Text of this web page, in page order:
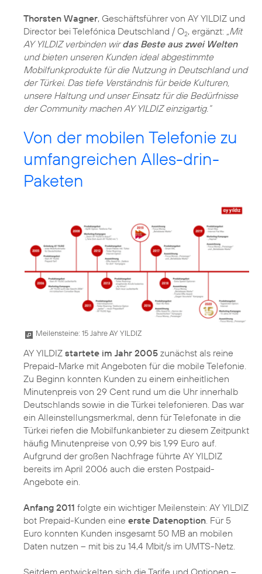
Thorsten Wagner, Geschäftsführer von AY YILDIZ und
Director bei Telefónica Deutschland / O2, ergänzt: „Mit
AY YILDIZ verbinden wirdas Beste aus zwei Welten
und bieten unseren Kunden ideal abgestimmte
Mobilfunkprodukte für die Nutzung in Deutschland und
der Türkei. Das tiefe Verständnis für beide Kulturen,
unsere Haltung und unser Einsatz für die Bedürfnisse
der Community machen AY YILDIZ einzigartig.“
Von der mobilen Telefonie zu
umfangreichen Alles-drin-
Paketen
Meilensteine: 15 Jahre AY YILDIZ
AY YILDIZ startete im Jahr 2005 zunächst als reine
Prepaid-Marke mit Angeboten für die mobile Telefonie.
Zu Beginn konnten Kunden zu einem einheitlichen
Minutenpreis von 29 Cent rund um die Uhr innerhalb
Deutschlands sowie in die Türkei telefonieren. Das war
ein Alleinstellungsmerkmal, denn für Telefonate in die
Türkei riefen die Mobilfunkanbieter zu diesem Zeitpunkt
häufig Minutenpreise von 0,99 bis 1,99 Euro auf.
Aufgrund der großen Nachfrage führte AY YILDIZ
bereits im April 2006 auch die ersten Postpaid-
Angebote ein.
Anfang 2011 folgte ein wichtiger Meilenstein: AY YILDIZ
bot Prepaid-Kunden eine erste Datenoption. Für 5
Euro konnten Kunden insgesamt 50 MB an mobilen
Daten nutzen – mit bis zu 14,4 Mbit/s im UMTS-Netz.